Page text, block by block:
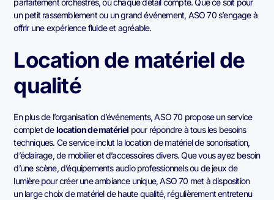
un petit rassemblement ou un grand événement, ASO 70 s’engage à
offrir une expérience fluide et agréable.
Location de matériel de
qualité
En plus de l’organisation d’événements, ASO 70 propose un service
complet delocation de matériel pour répondre à tous les besoins
techniques. Ce service inclut la location de matériel de sonorisation,
d’éclairage, de mobilier et d’accessoires divers. Que vous ayez besoin
d’une scène, d’équipements audio professionnels ou de jeux de
lumière pour créer une ambiance unique, ASO 70 met à disposition
un large choix de matériel de haute qualité, régulièrement entretenu